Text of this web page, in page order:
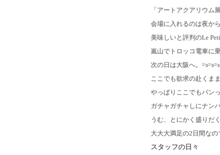
「アートアクアリウム
会場に入れるのは夜か
美味しいと評判のLe
嵐山でトロッコ電車に
次の日は大阪へ。
ここでも欲求の赴くま
やっぱりここでもパン
ガチャガチャしにナン
うむ、とにかく盛りだ
大大大満足の2日間な
スタッフの日々